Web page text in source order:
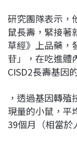
研究團隊表示，
鼠長壽，緊接著
草經》上品藥，
苷」，在吃進體
CISD2長壽基因
，透過基因轉
現量的小鼠，平
39個月（相當於